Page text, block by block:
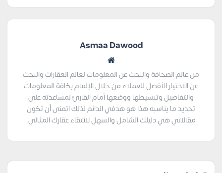
Asmaa Dawood
من عالم الصحافة والبحث عن المعلومات لعالم العقارات والبحث
عن الاختيار الأفضل للعملاء من خلال الإلمام بكافة المعلومات
والتفاصيل وتبسيطها ووضعها أمام القارئ لمساعدته على
تحديد ما يناسبه هذا هو هدفي الدائم لذلك اتمنى أن تكون
مقالاتي هي دليلك الشامل والسهل لانتقاء عقارك المثالي.